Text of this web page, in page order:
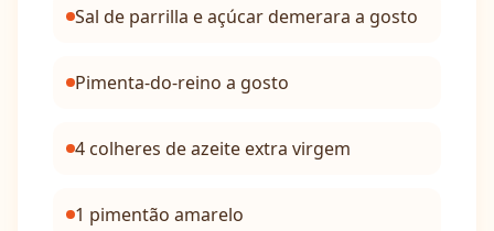
Sal de parrilla e açúcar demerara a gosto
Pimenta-do-reino a gosto
4 colheres de azeite extra virgem
1 pimentão amarelo